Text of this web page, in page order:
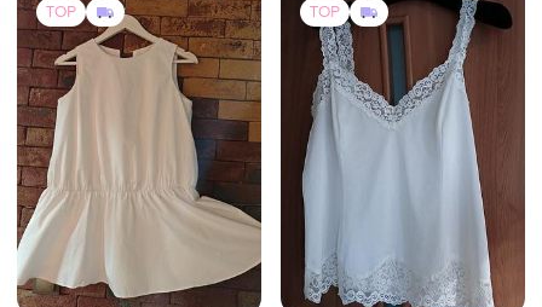
TOP TOP